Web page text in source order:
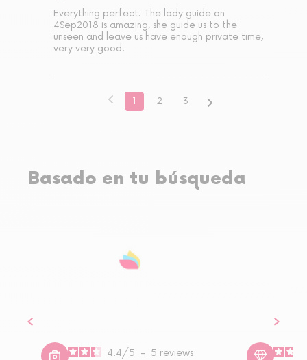
Everything perfect. The lady guide on
4Sep2018 is amazing, she guide us to the
unseen and leave us have enough private time,
very very good.
1 2 3
Basado en tu búsqueda
4.4/5 - 5 reviews